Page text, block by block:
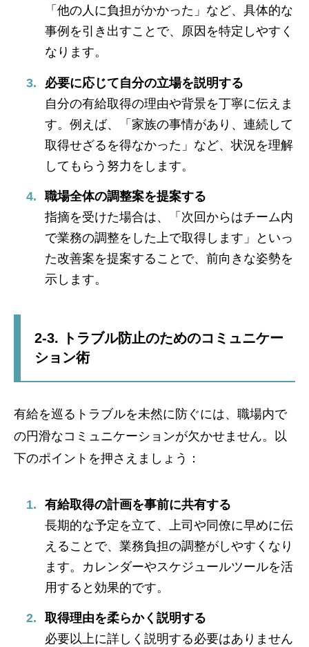
「他の人に負担がかかった」など、具体的な
事例を引き出すことで、原因を特定しやすく
なります。
必要に応じて自分の立場を説明する
自分の有給取得の理由や背景を丁寧に伝えま
す。例えば、「家族の事情があり、連続して
取得せざるを得なかった」など、状況を理解
してもらう努力をします。
職場全体の調整案を提案する
指摘を受けた場合は、「次回からはチーム内
で業務の調整をした上で取得します」といっ
た改善案を提案することで、前向きな姿勢を
示します。
2-3. トラブル防止のためのコミュニケー
ション術
有給を巡るトラブルを未然に防ぐには、職場内で
の円滑なコミュニケーションが欠かせません。以
下のポイントを押さえましょう：
有給取得の計画を事前に共有する
長期的な予定を立て、上司や同僚に早めに伝
えることで、業務負担の調整がしやすくなり
ます。カレンダーやスケジュールツールを活
用すると効果的です。
取得理由を柔らかく説明する
必要以上に詳しく説明する必要はありません